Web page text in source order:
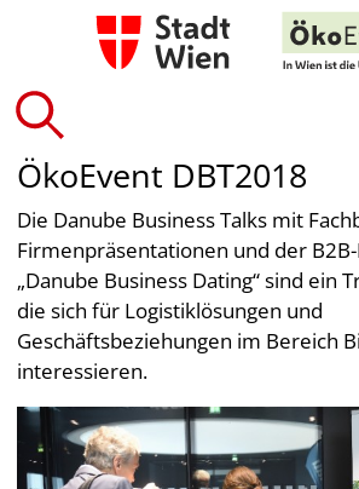
ÖkoEvent DBT2018
Die Danube Business Talks mit
Firmenpräsentationen und der
„Danube Business Dating“ sind ein
die sich für Logistiklösungen und
Geschäftsbeziehungen im Bereich
interessieren.